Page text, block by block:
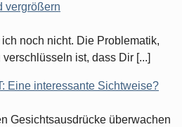
vergrößern
noch nicht. Die Problematik,
ist, dass Dir [...]
Eine interessante Sichtweise?
Gesichtsausdrücke überwachen